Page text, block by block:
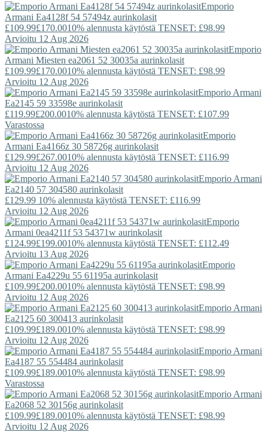
Emporio
Armani Ea4128f 54 57494z aurinkolasit
£109.99£170.0010% alennusta käytöstä TENSET: £98.99
Arvioitu 12 Aug 2026
Emporio
Armani Miesten ea2061 52 30035a aurinkolasit
£109.99£170.0010% alennusta käytöstä TENSET: £98.99
Arvioitu 12 Aug 2026
Emporio Armani
Ea2145 59 33598e aurinkolasit
£119.99£200.0010% alennusta käytöstä TENSET: £107.99
Varastossa
Emporio
Armani Ea4166z 30 58726g aurinkolasit
£129.99£267.0010% alennusta käytöstä TENSET: £116.99
Arvioitu 12 Aug 2026
Emporio Armani
Ea2140 57 304580 aurinkolasit
£129.99 10% alennusta käytöstä TENSET: £116.99
Arvioitu 12 Aug 2026
Emporio
Armani 0ea4211f 53 54371w aurinkolasit
£124.99£199.0010% alennusta käytöstä TENSET: £112.49
Arvioitu 13 Aug 2026
Emporio
Armani Ea4229u 55 61195a aurinkolasit
£109.99£200.0010% alennusta käytöstä TENSET: £98.99
Arvioitu 12 Aug 2026
Emporio Armani
Ea2125 60 300413 aurinkolasit
£109.99£189.0010% alennusta käytöstä TENSET: £98.99
Arvioitu 12 Aug 2026
Emporio Armani
Ea4187 55 554484 aurinkolasit
£109.99£189.0010% alennusta käytöstä TENSET: £98.99
Varastossa
Emporio Armani
Ea2068 52 30156g aurinkolasit
£109.99£189.0010% alennusta käytöstä TENSET: £98.99
Arvioitu 12 Aug 2026